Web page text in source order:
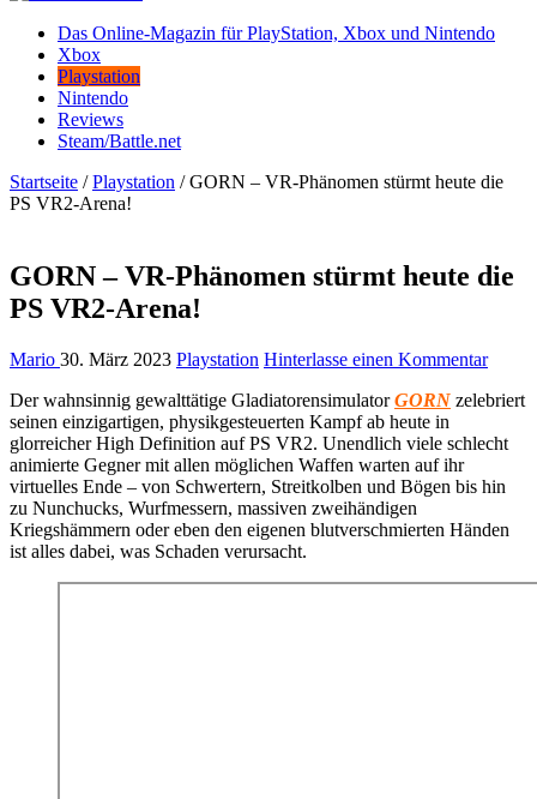
Das Online-Magazin für PlayStation, Xbox und Nintendo
Xbox
Playstation
Nintendo
Reviews
Steam/Battle.net
Startseite / Playstation / GORN – VR-Phänomen stürmt heute die
PS VR2-Arena!
GORN – VR-Phänomen stürmt heute die
PS VR2-Arena!
Mario 30. März 2023 Playstation Hinterlasse einen Kommentar
Der wahnsinnig gewalttätige GladiatorensimulatorGORN zelebriert
seinen einzigartigen, physikgesteuerten Kampf ab heute in
glorreicher High Definition auf PS VR2. Unendlich viele schlecht
animierte Gegner mit allen möglichen Waffen warten auf ihr
virtuelles Ende – von Schwertern, Streitkolben und Bögen bis hin
zu Nunchucks, Wurfmessern, massiven zweihändigen
Kriegshämmern oder eben den eigenen blutverschmierten Händen
ist alles dabei, was Schaden verursacht.